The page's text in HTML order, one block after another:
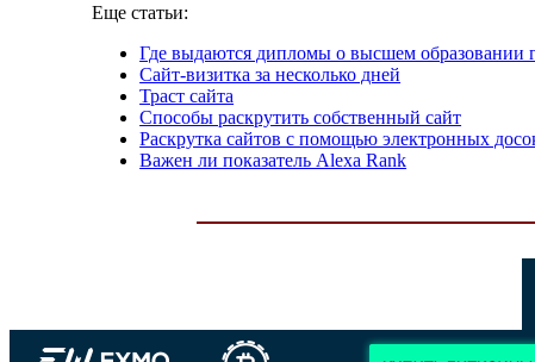
Еще статьи:
Где выдаются дипломы о высшем образовании
Сайт-визитка за несколько дней
Траст сайта
Способы раскрутить собственный сайт
Раскрутка сайтов с помощью электронных
Важен ли показатель Alexa Rank